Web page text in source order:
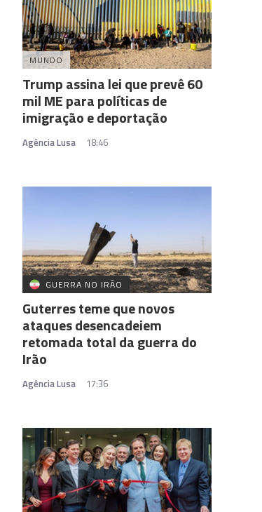
MUNDO
Trump assina lei que prevê 60
mil ME para políticas de
imigração e deportação
Agência Lusa 18:46
GUERRA NO IRÃO
Guterres teme que novos
ataques desencadeiem
retomada total da guerra do
Irão
Agência Lusa 17:36